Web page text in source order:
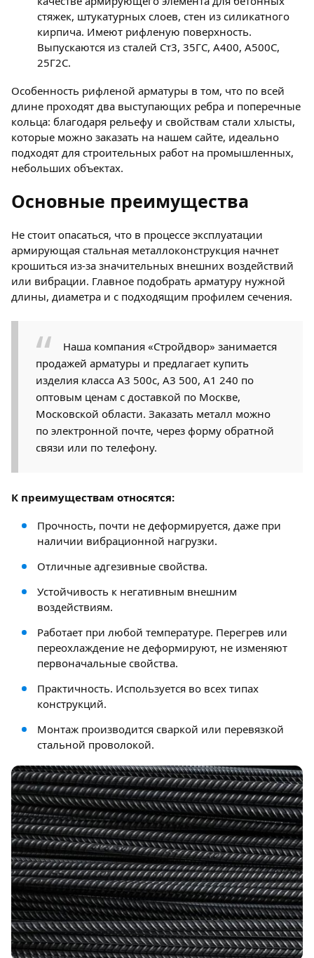
стяжек, штукатурных слоев, стен из силикатного
кирпича. Имеют рифленую поверхность.
Выпускаются из сталей Ст3, 35ГС, А400, А500С,
25Г2С.
Особенность рифленой арматуры в том, что по всей
длине проходят два выступающих ребра и поперечные
кольца: благодаря рельефу и свойствам стали хлысты,
которые можно заказать на нашем сайте, идеально
подходят для строительных работ на промышленных,
небольших объектах.
Основные преимущества
Не стоит опасаться, что в процессе эксплуатации
армирующая стальная металлоконструкция начнет
крошиться из-за значительных внешних воздействий
или вибрации. Главное подобрать арматуру нужной
длины, диаметра и с подходящим профилем сечения.
Наша компания «Стройдвор» занимается
продажей арматуры и предлагает купить
изделия класса А3 500с, А3 500, А1 240 по
оптовым ценам с доставкой по Москве,
Московской области. Заказать металл можно
по электронной почте, через форму обратной
связи или по телефону.
К преимуществам относятся:
Прочность, почти не деформируется, даже при
наличии вибрационной нагрузки.
Отличные адгезивные свойства.
Устойчивость к негативным внешним
воздействиям.
Работает при любой температуре. Перегрев или
переохлаждение не деформируют, не изменяют
первоначальные свойства.
Практичность. Используется во всех типах
конструкций.
Монтаж производится сваркой или перевязкой
стальной проволокой.